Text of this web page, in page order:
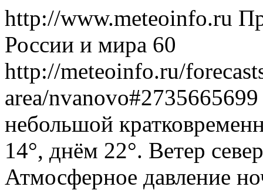
http://www.meteoinfo.ru
России и мира 60
http://meteoinfo.ru/
area/
небольшой
14°, днём 22°. Ветер
Атмосферное давление